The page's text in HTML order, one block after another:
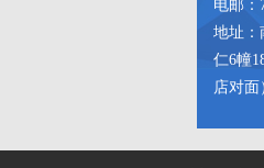
电邮：
地址：
仁6幢
店对面